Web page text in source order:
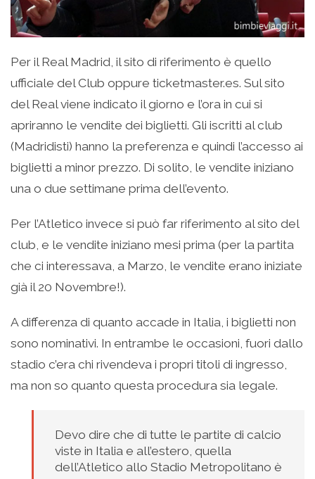
Per il Real Madrid, il sito di riferimento è quello
ufficiale del Club oppure ticketmaster.es. Sul sito
del Real viene indicato il giorno e l’ora in cui si
apriranno le vendite dei biglietti. Gli iscritti al club
(Madridisti) hanno la preferenza e quindi l’accesso ai
biglietti a minor prezzo. Di solito, le vendite iniziano
una o due settimane prima dell’evento.
Per l’Atletico invece si può far riferimento al sito del
club, e le vendite iniziano mesi prima (per la partita
che ci interessava, a Marzo, le vendite erano iniziate
già il 20 Novembre!).
A differenza di quanto accade in Italia, i biglietti non
sono nominativi. In entrambe le occasioni, fuori dallo
stadio c’era chi rivendeva i propri titoli di ingresso,
ma non so quanto questa procedura sia legale.
Devo dire che di tutte le partite di calcio
viste in Italia e all’estero, quella
dell’Atletico allo Stadio Metropolitano è